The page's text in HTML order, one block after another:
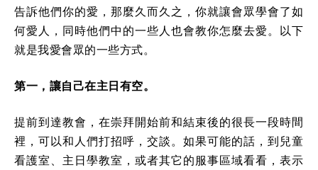
告訴他們你的愛，那麼久而久之，你就讓會眾學會了如
何愛人，同時他們中的一些人也會教你怎麼去愛。以下
就是我愛會眾的一些方式。
第一，讓自己在主日有空。
提前到達教會，在崇拜開始前和結束後的很長一段時間
裡，可以和人們打招呼，交談。如果可能的話，到兒童
看護室、主日學教室，或者其它的服事區域看看，表示